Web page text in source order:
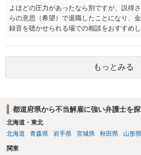
よほどの圧力があったなら別ですが、説得
らの意思（希望）で退職したことになり、
録音を聴かせられる場での相談をおすすめし
もっとみる
都道府県から不当解雇に強い弁護士を
北海道・東北
北海道
青森県 岩手県 宮城県 秋田県 山形県
関東